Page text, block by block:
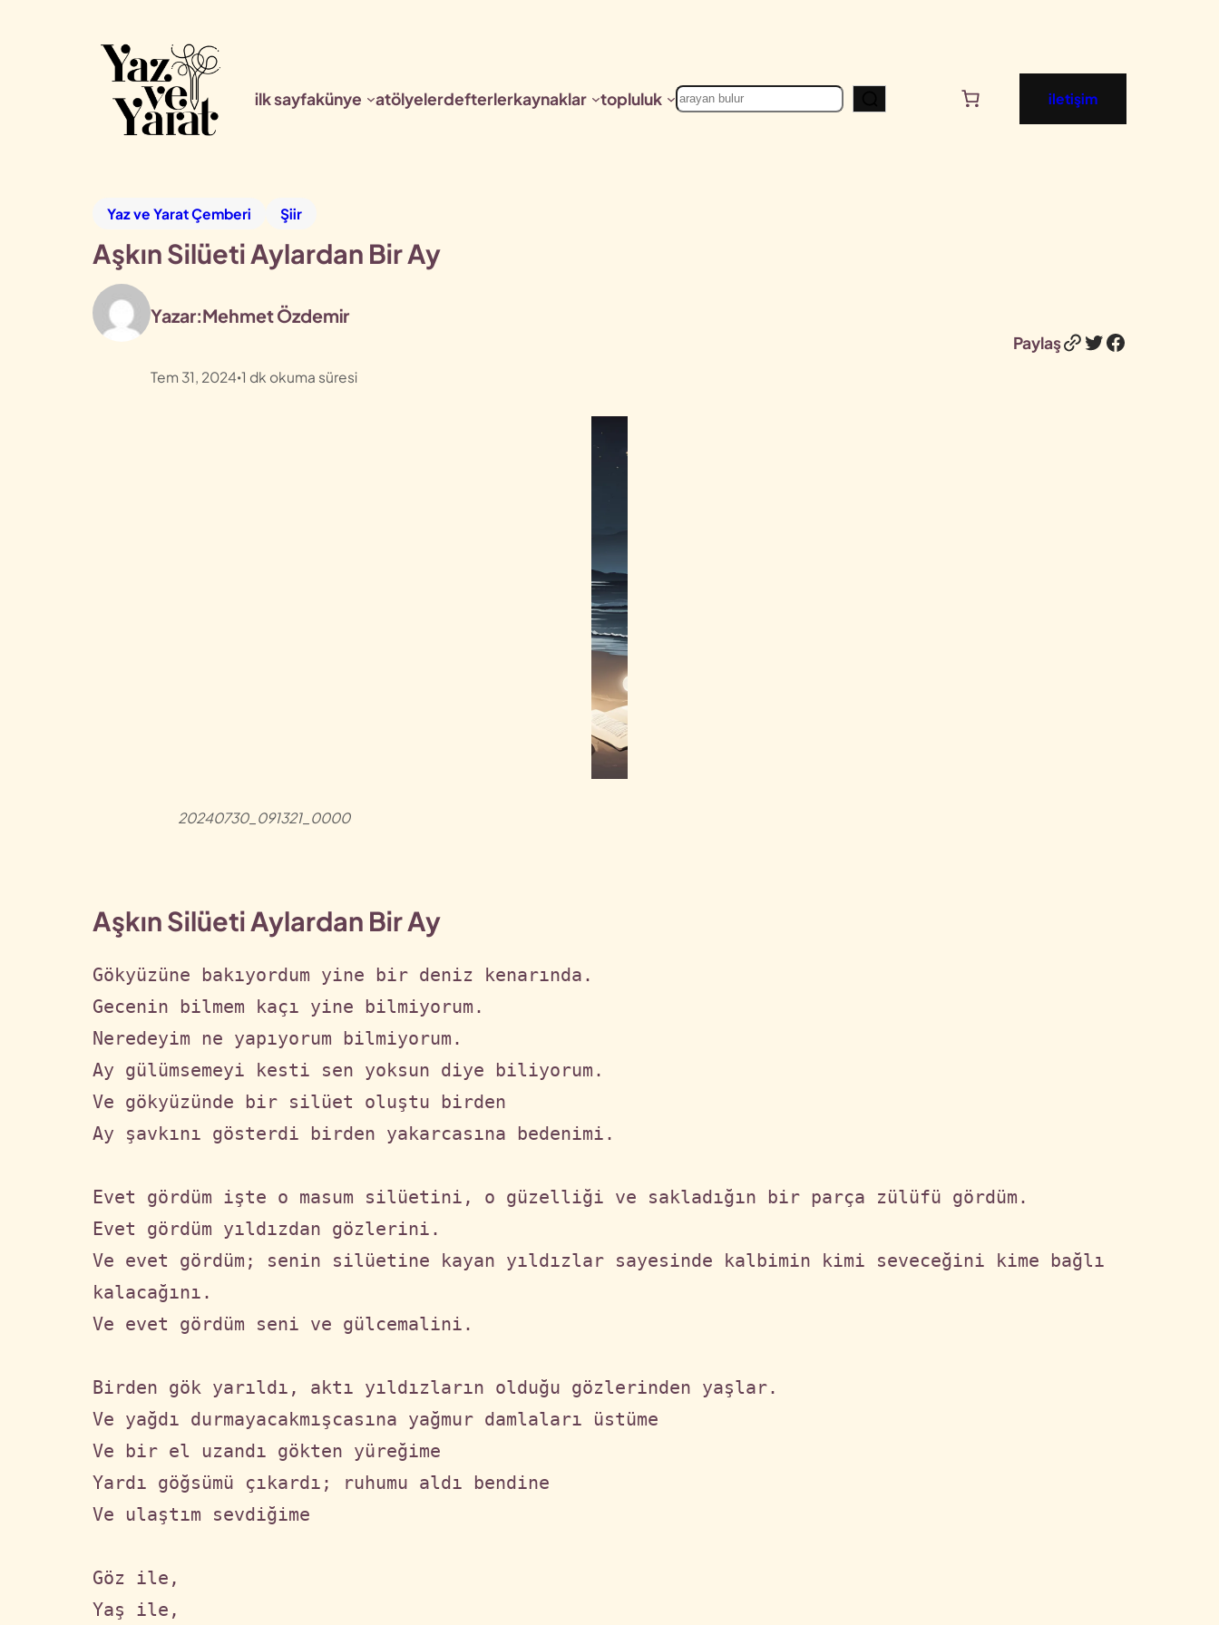
ilk sayfakünye atölyelerdefterlerkaynaklar topluluk Ara iletişim
Yaz ve Yarat Çemberi Şiir
Aşkın Silüeti Aylardan Bir Ay
Yazar:Mehmet Özdemir
Tem 31, 2024 •1 dk okuma süresi
PaylaşBağlantı
Twitter
Facebook
20240730_091321_0000
Aşkın Silüeti Aylardan Bir Ay
Gökyüzüne bakıyordum yine bir deniz kenarında.
Gecenin bilmem kaçı yine bilmiyorum.
Neredeyim ne yapıyorum bilmiyorum.
Ay gülümsemeyi kesti sen yoksun diye biliyorum.
Ve gökyüzünde bir silüet oluştu birden
Ay şavkını gösterdi birden yakarcasına bedenimi.
Evet gördüm işte o masum silüetini, o güzelliği ve sakladığın bir parça zülüfü gördüm.
Evet gördüm yıldızdan gözlerini.
Ve evet gördüm; senin silüetine kayan yıldızlar sayesinde kalbimin kimi seveceğini kime bağlı
kalacağını.
Ve evet gördüm seni ve gülcemalini.
Birden gök yarıldı, aktı yıldızların olduğu gözlerinden yaşlar.
Ve yağdı durmayacakmışcasına yağmur damlaları üstüme
Ve bir el uzandı gökten yüreğime
Yardı göğsümü çıkardı; ruhumu aldı bendine
Ve ulaştım sevdiğime
Göz ile,
Yaş ile,